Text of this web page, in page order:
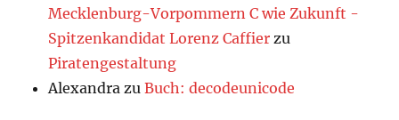
Mecklenburg-Vorpommern C wie Zukunft -
Spitzenkandidat Lorenz Caffier zu
Piratengestaltung
Alexandra zuBuch: decodeunicode